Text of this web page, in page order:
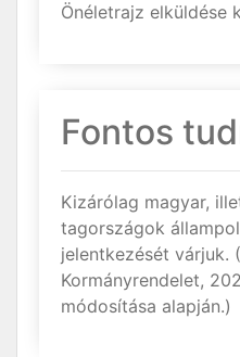
Önéletrajz elküldése
Fontos
Kizárólag magyar,
tagországok
jelentkezését várjuk.
Kormányrendelet,
módosítása alapján.)